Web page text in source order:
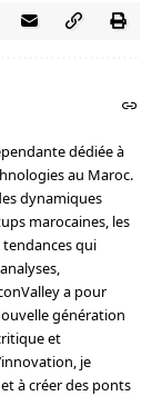
dédiée à
au Maroc.
dynamiques
marocaines, les
qui
a pour
génération
et
je
à créer des ponts